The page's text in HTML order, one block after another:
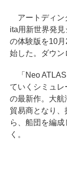
アートディン
ita用新世界発見
の体験版を10
始した。ダウン
「Neo ATLAS
ていくシミュ
の最新作。大
貿易商となり
ら、船団を編
く。